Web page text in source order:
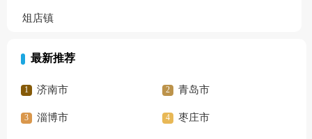
俎店镇
最新推荐
济南市 青岛市
淄博市 枣庄市